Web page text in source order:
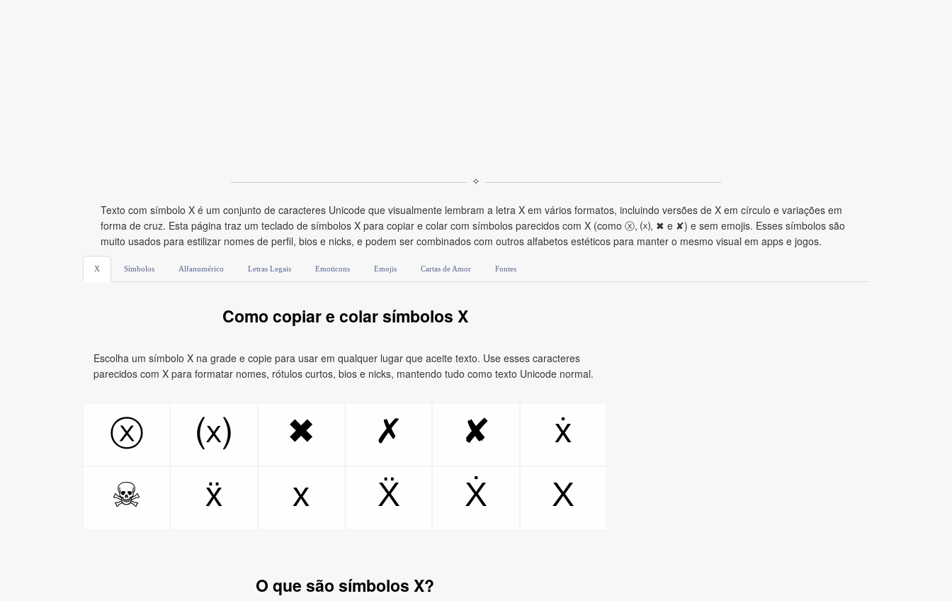
✧
Texto com símbolo X é um conjunto de caracteres Unicode que visualmente lembram a letra X em vários formatos, incluindo versões de X em círculo e variações em
forma de cruz. Esta página traz um teclado de símbolos X para copiar e colar com símbolos parecidos com X (como ⓧ, ⒳, ✖ e ✘) e sem emojis. Esses símbolos são
muito usados para estilizar nomes de perfil, bios e nicks, e podem ser combinados com outros alfabetos estéticos para manter o mesmo visual em apps e jogos.
X Símbolos Alfanumérico Letras Legais Emoticons Emojis Cartas de Amor Fontes
Como copiar e colar símbolos X
Escolha um símbolo X na grade e copie para usar em qualquer lugar que aceite texto. Use esses caracteres
parecidos com X para formatar nomes, rótulos curtos, bios e nicks, mantendo tudo como texto Unicode normal.
ⓧ ⒳ ✖ ✗ ✘
ẋ
☠
ẍ x Ẍ Ẋ X
O que são símbolos X?